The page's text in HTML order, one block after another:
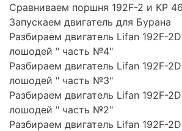
Сравниваем поршня 192F-2 и KP
Запускаем двигатель для Бурана
Разбираем двигатель Lifan 192F-
лошодей " часть №4"
Разбираем двигатель Lifan 192F-
лошодей " часть №3"
Разбираем двигатель Lifan 192F-
лошодей " часть №2"
Разбираем двигатель Lifan 192F-